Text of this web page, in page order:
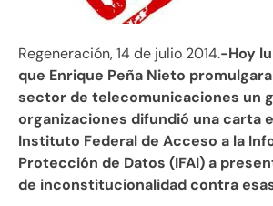
Regeneración, 14 de julio 2014.-Hoy
que Enrique Peña Nieto
sector de telecomunicaciones un
organizaciones difundió una carta
Instituto Federal de Acceso a la
Protección de Datos (IFAI) a
de inconstitucionalidad contra